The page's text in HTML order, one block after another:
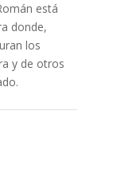
está
donde,
los
y de otros